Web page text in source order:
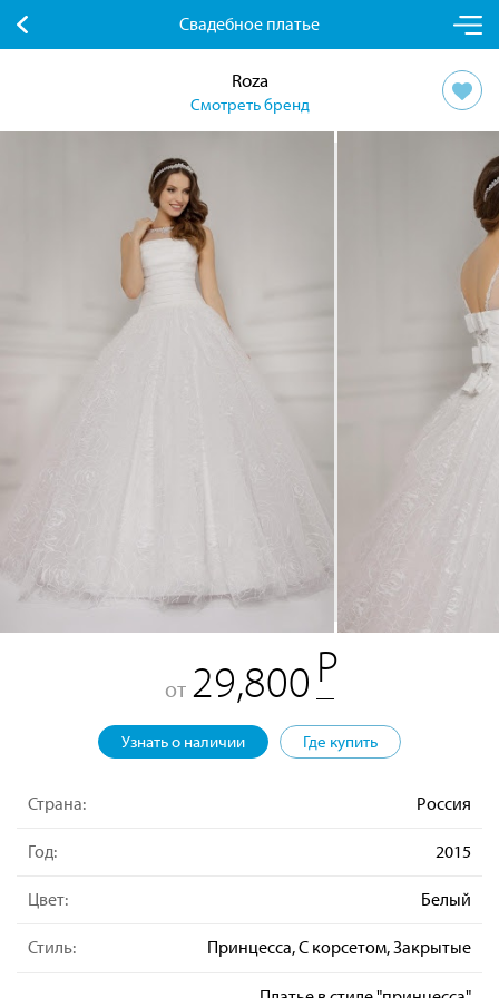
Свадебное платье
Roza
Смотреть бренд
от 29,800
Узнать о наличии Где купить
Страна: Россия
Год: 2015
Цвет: Белый
Стиль: Принцесса, С корсетом, Закрытые